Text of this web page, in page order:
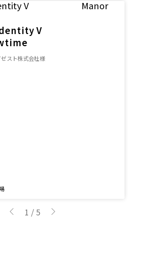
Identity V
スト株式会社様
1 / 5
ルーム
宿
日本橋
半蔵門・神保町エリア
門
橋駅前